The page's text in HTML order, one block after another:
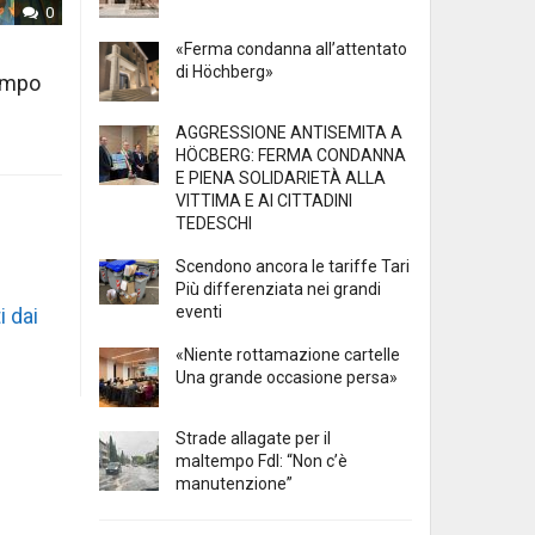
0
dai
«Ferma condanna all’attentato
di Höchberg»
AGGRESSIONE ANTISEMITA A
HÖCBERG: FERMA CONDANNA
E PIENA SOLIDARIETÀ ALLA
VITTIMA E AI CITTADINI
TEDESCHI
Scendono ancora le tariffe Tari
Più differenziata nei grandi
eventi
«Niente rottamazione cartelle
Una grande occasione persa»
Strade allagate per il
maltempo FdI: “Non c’è
manutenzione”